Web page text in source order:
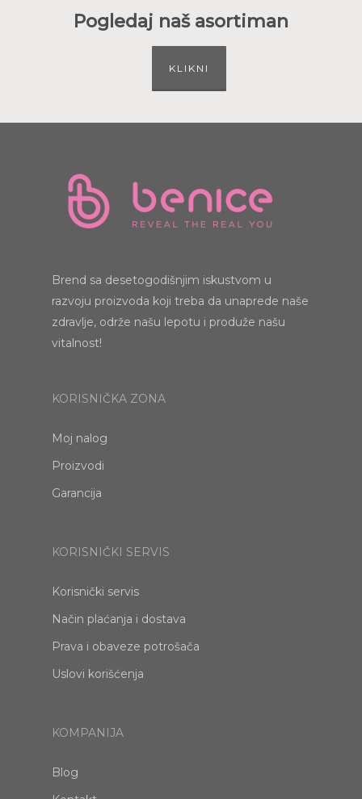
Pogledaj naš asortiman
KLIKNI
Brend sa desetogodišnjim iskustvom u
razvoju proizvoda koji treba da unaprede naše
zdravlje, održe našu lepotu i produže našu
vitalnost!
KORISNIČKA ZONA
Moj nalog
Proizvodi
Garancija
KORISNIČKI SERVIS
Korisnički servis
Način plaćanja i dostava
Prava i obaveze potrošača
Uslovi korišćenja
KOMPANIJA
Blog